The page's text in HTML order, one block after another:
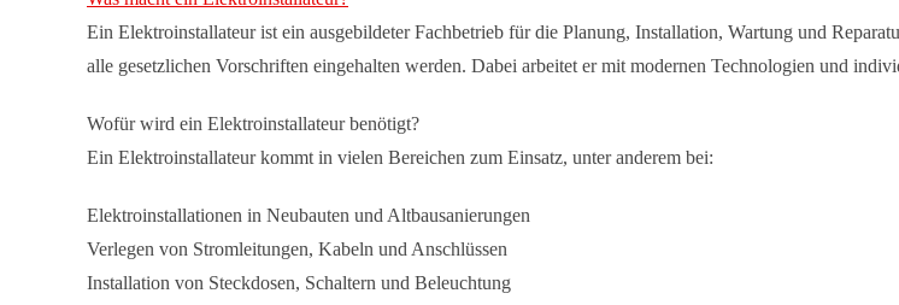
Ein Elektroinstallateur ist ein ausgebildeter Fachbetrieb für die Planung, Installation, Wartung und
alle gesetzlichen Vorschriften eingehalten werden. Dabei arbeitet er mit modernen Technologien und
Wofür wird ein Elektroinstallateur benötigt?
Ein Elektroinstallateur kommt in vielen Bereichen zum Einsatz, unter anderem bei:
Elektroinstallationen in Neubauten und Altbausanierungen
Verlegen von Stromleitungen, Kabeln und Anschlüssen
Installation von Steckdosen, Schaltern und Beleuchtung